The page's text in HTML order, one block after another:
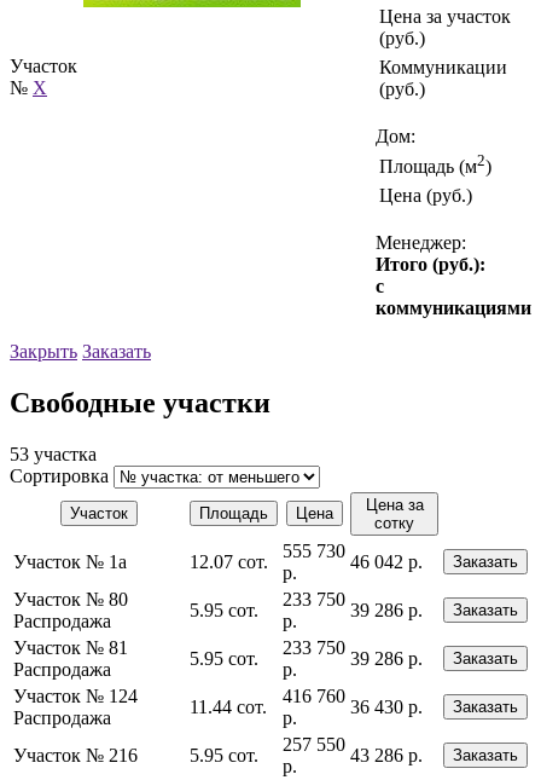
Участок
№ X
Цена за участок
(руб.)
Коммуникации
(руб.)
Дом:
Площадь (м2)
Цена (руб.)
Менеджер:
Итого (руб.):
с
коммуникациями
Закрыть Заказать
Свободные участки
53 участка
Сортировка
Участок Площадь Цена
Цена за
сотку
Участок № 1а 12.07 сот.
555 730
р.
46 042 р. Заказать
Участок № 80
Распродажа
5.95 сот.
233 750
р.
39 286 р. Заказать
Участок № 81
Распродажа
5.95 сот.
233 750
р.
39 286 р. Заказать
Участок № 124
Распродажа
11.44 сот.
416 760
р.
36 430 р. Заказать
Участок № 216 5.95 сот.
257 550
р.
43 286 р. Заказать